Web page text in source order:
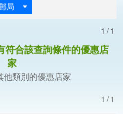
局
1/1
符合該查詢條件的優惠店
家
他類別的優惠店家
1/1